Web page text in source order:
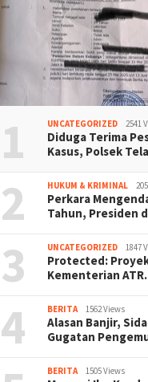
1 UNCATEGORIZED 2541
Diduga Terima
Kasus, Polsek
2 HUKUM & KRIMINAL
Perkara
Tahun, Presiden
3 UNCATEGORIZED 1847
Protected:
Kementerian
4 BERITA 1562 Views
Alasan Banjir,
Gugatan
BERITA 1505 Views